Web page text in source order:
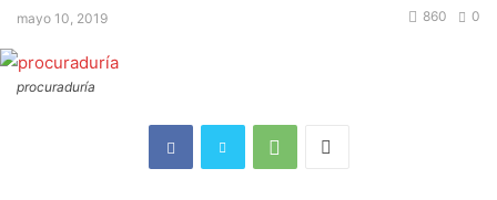
mayo 10, 2019 0
860
procuraduría